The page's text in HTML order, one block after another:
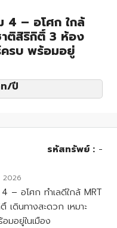
4 – อโศก ใกล้
ติสิริกิติ์ 3 ห้อง
รบ พร้อมอยู่
/ปี
รหัสทรัพย์ : -
2026
– อโศก ทำเลดีใกล้ MRT
เดินทางสะดวก เหมาะ
มอยู่ในเมือง